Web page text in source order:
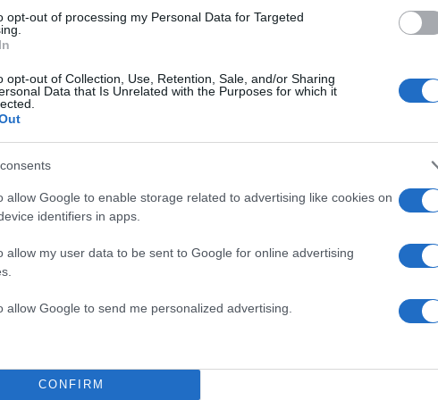
opt-out of processing my Personal Data for Targeted
opt-out of Collection, Use, Retention, Sale, and/or Sharing
Data that Is Unrelated with the Purposes for which it
allow Google to enable storage related to advertising like cookies on
identifiers in apps.
allow my user data to be sent to Google for online advertising
allow Google to send me personalized advertising.
CONFIRM